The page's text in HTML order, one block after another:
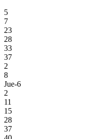
5
7
23
28
33
37
2
8
Jue-6
2
11
15
28
37